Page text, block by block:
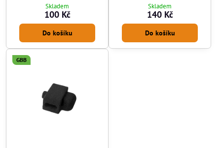
Skladem
100 Kč
Do košíku
Skladem
140 Kč
Do košíku
GBB